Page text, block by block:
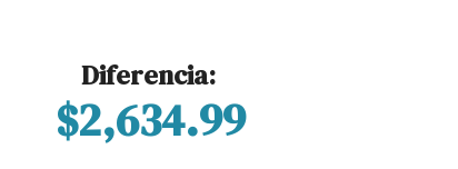
Diferencia:
$2,634.99